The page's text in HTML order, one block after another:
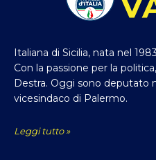
Italiana di Sicilia, nata nel
Con la passione per la
Destra. Oggi sono deputato
vicesindaco di Palermo.
Leggi tutto »